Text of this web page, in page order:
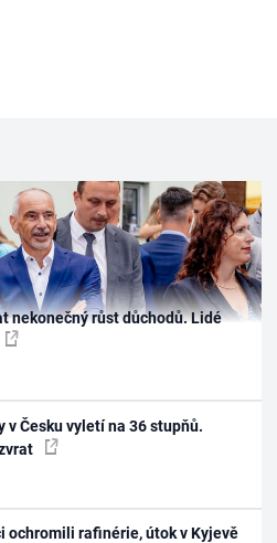
nekonečný růst důchodů. Lidé
Česku vyletí na 36 stupňů.
ochromili rafinérie, útok v Kyjevě